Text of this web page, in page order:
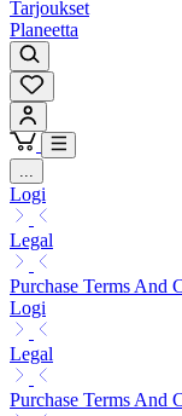
Tarjoukset
Planeetta
...
Logi
Legal
Purchase Terms And
Logi
Legal
Purchase Terms And